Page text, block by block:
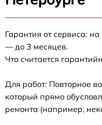
Гарантия от сервиса:
— до 3 месяцев.
Что считается
Для работ: Повторное
который прямо
ремонта (например,